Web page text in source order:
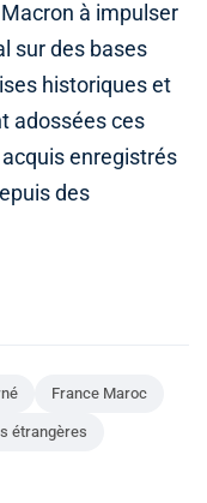
à impulser
sur des bases
historiques et
adossées ces
enregistrés
des
France Maroc
étrangères